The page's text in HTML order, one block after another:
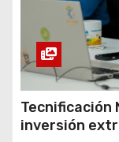
Tecnificación
inversión